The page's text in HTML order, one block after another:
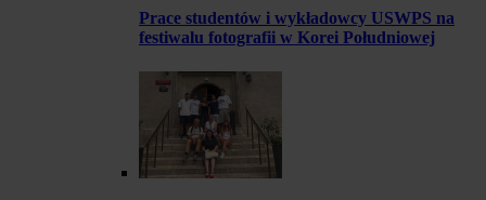
Prace studentów i wykładowcy USWPS na
festiwalu fotografii w Korei Południowej